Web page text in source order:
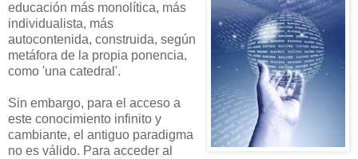
educación más monolítica, más
individualista, más
autocontenida, construida, según
metáfora de la propia ponencia,
como 'una catedral'.
Sin embargo, para el acceso a
este conocimiento infinito y
cambiante, el antiguo paradigma
no es válido. Para acceder al